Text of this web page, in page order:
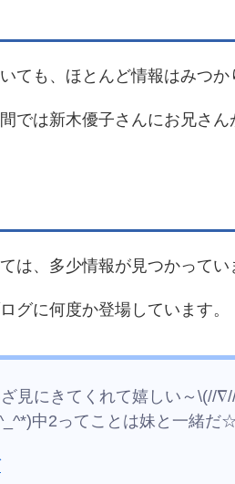
ても、ほとんど情報はみつか
では新木優子さんにお兄さ
は、多少情報が見つかってい
グに何度か登場しています。
見にきてくれて嬉しい～\(//
中2ってことは妹と一緒